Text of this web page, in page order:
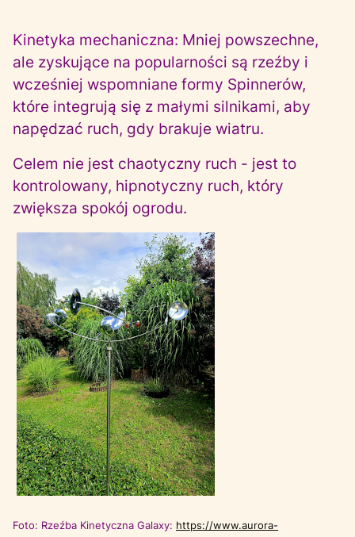
Kinetyka mechaniczna: Mniej powszechne,
ale zyskujące na popularności są rzeźby i
wcześniej wspomniane formy Spinnerów,
które integrują się z małymi silnikami, aby
napędzać ruch, gdy brakuje wiatru.
Celem nie jest chaotyczny ruch - jest to
kontrolowany, hipnotyczny ruch, który
zwiększa spokój ogrodu.
Foto: Rzeźba Kinetyczna Galaxy: https://www.aurora-